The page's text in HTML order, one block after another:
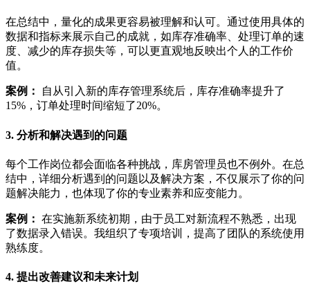
在总结中，量化的成果更容易被理解和认可。通过使用具体的
数据和指标来展示自己的成就，如库存准确率、处理订单的速
度、减少的库存损失等，可以更直观地反映出个人的工作价
值。
案例：
自从引入新的库存管理系统后，库存准确率提升了
15%，订单处理时间缩短了20%。
3. 分析和解决遇到的问题
每个工作岗位都会面临各种挑战，库房管理员也不例外。在总
结中，详细分析遇到的问题以及解决方案，不仅展示了你的问
题解决能力，也体现了你的专业素养和应变能力。
案例： 在实施新系统初期，由于员工对新流程不熟悉，出现
了数据录入错误。我组织了专项培训，提高了团队的系统使用
熟练度。
4. 提出改善建议和未来计划